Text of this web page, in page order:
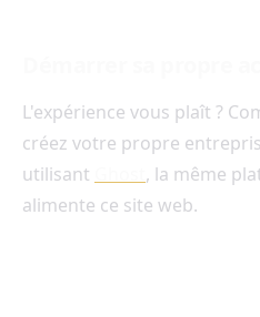
L'expérience vous plaît ?
créez votre propre
utilisant
, la même
alimente ce site web.